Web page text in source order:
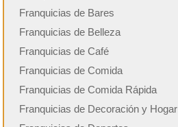
Franquicias de Bares
Franquicias de Belleza
Franquicias de Café
Franquicias de Comida
Franquicias de Comida Rápida
Franquicias de Decoración y Hogar